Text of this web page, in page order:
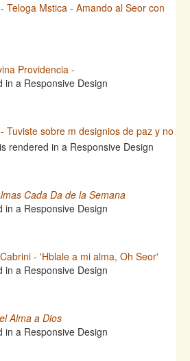
- Teloga Mstica - Amando al Seor con
Providencia -
Tuviste sobre m designios de paz y no
Cada Da de la Semana
- 'Hblale a mi alma, Oh Seor'
Alma a Dios